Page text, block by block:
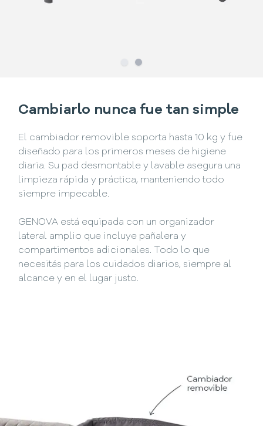
SlideSlide
Cambiarlo nunca fue tan simple
El cambiador removible soporta hasta 10 kg y fue
diseñado para los primeros meses de higiene
diaria. Su pad desmontable y lavable asegura una
limpieza rápida y práctica, manteniendo todo
siempre impecable.
GENOVA está equipada con un organizador
lateral amplio que incluye pañalera y
compartimentos adicionales. Todo lo que
necesitás para los cuidados diarios, siempre al
alcance y en el lugar justo.